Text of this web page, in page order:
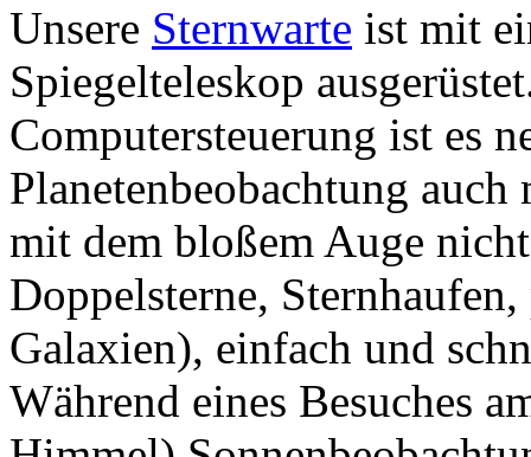
Unsere Sternwarte ist mit
Spiegelteleskop
Computersteuerung ist es
Planetenbeobachtung
mit dem bloßem Auge
Doppelsterne,
Galaxien), einfach und
Während eines Besuches